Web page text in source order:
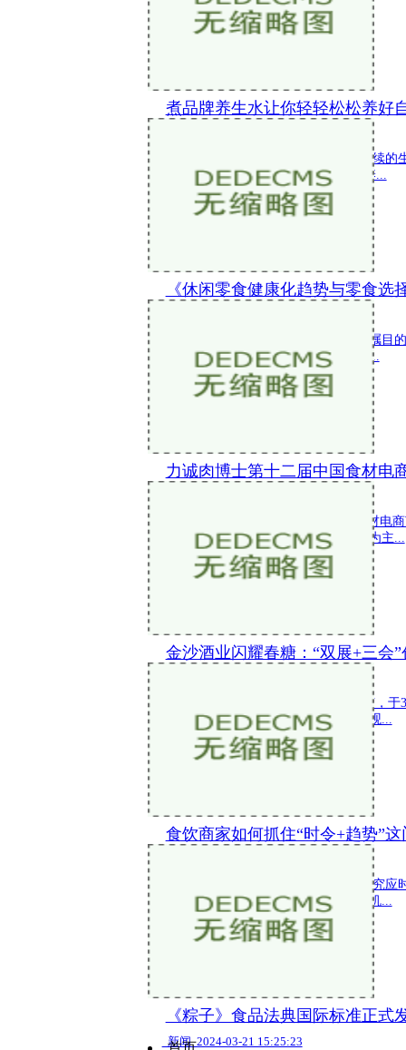
煮品牌养生水让你轻轻松松养好
养生不是一种短期的目标 而是一种持续
常生活的点滴做起 每天健康一点 让养...
《休闲零食健康化趋势与零食选
近几年，健康逐渐成为消费领域最为瞩目
健康意识增强，零食市场正经历着一...
力诚肉博士第十二届中国食材电
2024年3月28-30日，第十二届中国食材电
下肉博士以放心吃好肉，就选肉博士为主...
金沙酒业闪耀春糖：“双展+三会
第110届全国糖酒会全新升级为春糖节，
县多点落地，为社会各界带来全新的观...
食饮商家如何抓住“时令+趋势”
春意浓，万物生。 随着春日到来，讲究
烈，为食饮商家带来了新一轮的增长机...
《粽子》食品法典国际标准正式
新闻 2024-03-21 15:25:23